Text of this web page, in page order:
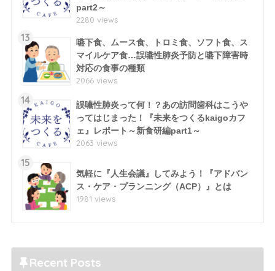
part2～
2280 views
13
嚥下食、ムース食、トロミ食、ソフト食、ス
マイルケア食…誤嚥性肺炎予防と嚥下障害時
対応の食事の種類
2066 views
14
誤嚥性肺炎って何！？あの訪問歯科はこうや
ってはじまった！『未来をつくるkaigoカフ
ェ』レポート～新食研編part1～
2063 views
15
気軽に『人生会議』してみよう！『アドバン
ス・ケア・プランニング（ACP）』とは
1981 views
Recent Posts